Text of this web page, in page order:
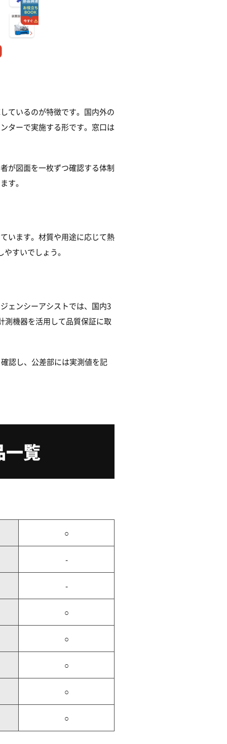
ているのが特徴です。国内外の
ターで実施する形です。窓口は
が図面を一枚ずつ確認する体制
す。
います。材質や用途に応じて熱
すいでしょう。
ェンシーアシストでは、国内3
測機器を活用して品質保証に取
認し、公差部には実測値を記
一覧
○
-
-
○
○
○
○
○